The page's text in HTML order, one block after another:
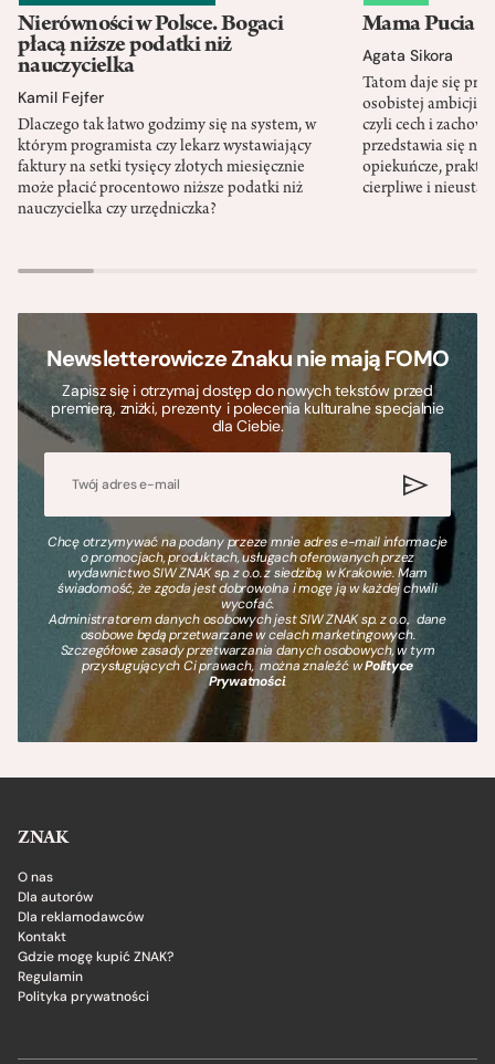
Nierówności w Polsce. Bogaci
płacą niższe podatki niż
nauczycielka
Kamil Fejfer
Dlaczego tak łatwo godzimy się na system, w
którym programista czy lekarz wystawiający
faktury na setki tysięcy złotych miesięcznie
może płacić procentowo niższe podatki niż
nauczycielka czy urzędniczka?
Mama Pucia
Agata Sikora
Tatom daje się
osobistej ambicji,
czyli cech i
przedstawia się
opiekuńcze,
cierpliwe i
Newsletterowicze Znaku nie mają FOMO
Zapisz się i otrzymaj dostęp do nowych tekstów przed
premierą, zniżki, prezenty i polecenia kulturalne specjalnie
dla Ciebie.
Chcę otrzymywać na podany przeze mnie adres e-mail informacje
o promocjach, produktach, usługach oferowanych przez
wydawnictwo SIW ZNAK sp. z o.o. z siedzibą w Krakowie. Mam
świadomość, że zgoda jest dobrowolna i mogę ją w każdej chwili
wycofać.
Administratorem danych osobowych jest SIW ZNAK sp. z o.o., dane
osobowe będą przetwarzane w celach marketingowych.
Szczegółowe zasady przetwarzania danych osobowych, w tym
przysługujących Ci prawach, można znaleźć wPolityce
Prywatności.
ZNAK
O nas
Dla autorów
Dla reklamodawców
Kontakt
Gdzie mogę kupić ZNAK?
Regulamin
Polityka prywatności